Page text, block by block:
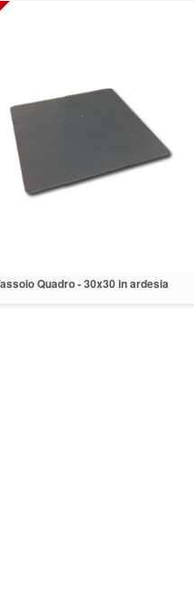
Quadro - 30x30 in ardesia